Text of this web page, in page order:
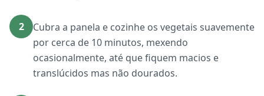
2
Cubra a panela e cozinhe os vegetais suavemente
por cerca de 10 minutos, mexendo
ocasionalmente, até que fiquem macios e
translúcidos mas não dourados.